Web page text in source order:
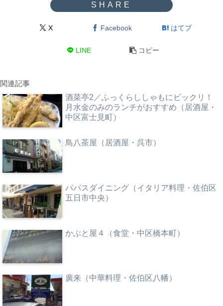
X Facebook はてブ
LINE コピー
関連記事
酒菜亭2／ふっくらししゃもにビックリ！
月水金のみのランチがおすすめ（居酒屋・
中区富士見町）
鳥八茶屋（居酒屋・呉市）
パパスダイニング（イタリア料理・佐伯区
五日市中央）
かぶと屋４（食堂・中区橋本町）
廣来（中華料理・佐伯区八幡）